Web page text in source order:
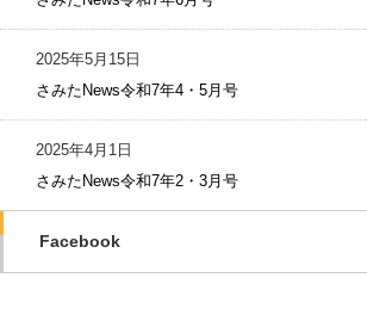
2025年5月15日
さみたNews令和7年4・5月号
2025年4月1日
さみたNews令和7年2・3月号
Facebook